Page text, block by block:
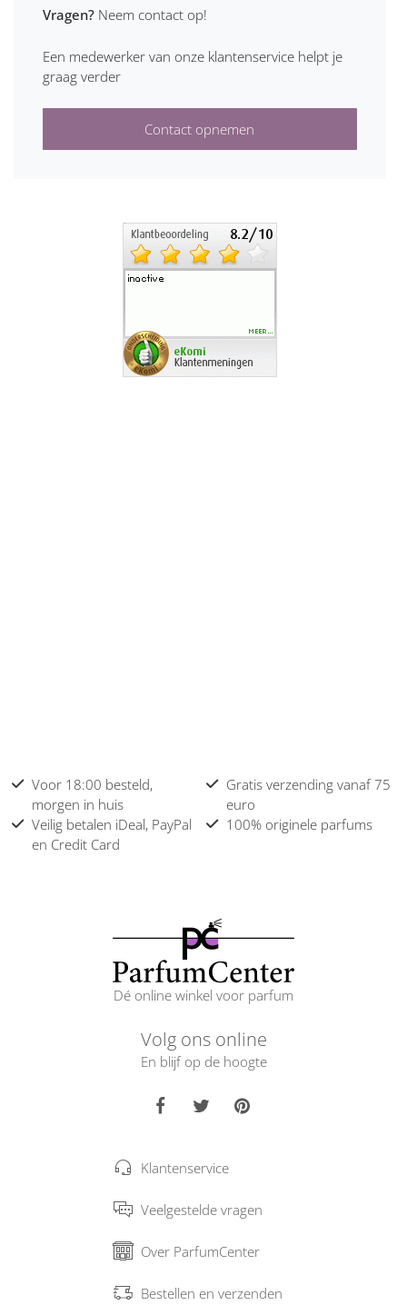
Vragen? Neem contact op!
Een medewerker van onze klantenservice helpt je
graag verder
Contact opnemen
Voor 18:00 besteld,
morgen in huis
Gratis verzending vanaf 75
euro
Veilig betalen iDeal, PayPal
en Credit Card
100% originele parfums
Dé online winkel voor parfum
Volg ons online
En blijf op de hoogte
Klantenservice
Veelgestelde vragen
Over ParfumCenter
Bestellen en verzenden